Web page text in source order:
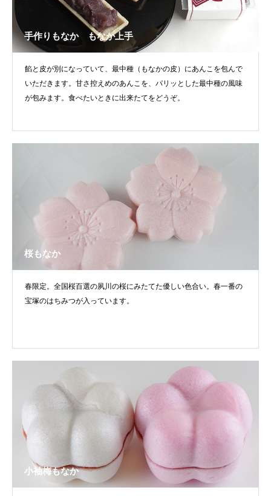
手作りもなか もなか上手
餡と皮が別になっていて、最中種（もなかの皮）にあんこを包んで
いただきます。甘さ控えめのあんこを、パリッとした最中種の風味
が包みます。食べたいときに出来たてをどうぞ。
桜もなか
春限定。全国桜百選の夙川の桜にみたてた優しい色合い。春一番の
宝塚のはちみつが入っています。
小袖梅もなか